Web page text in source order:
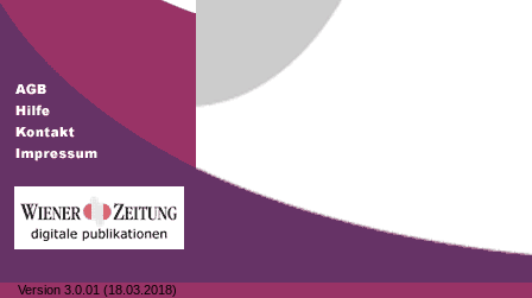
Version 3.0.01 (18.03.2018)